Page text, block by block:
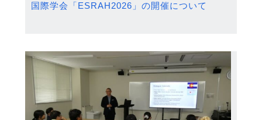
国際学会「ESRAH2026」の開催について